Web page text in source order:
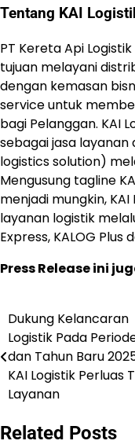
Tentang KAI
PT Kereta Api
tujuan melayani
dengan kemasan
service untuk
bagi Pelanggan. KAI
sebagai jasa
logistics solution)
Mengusung tagline
menjadi mungkin,
layanan logistik
Express, KALOG Plus
Press Release ini
Navigasi
pos
Dukung Kelancaran
Logistik Pada
dan Tahun Baru
KAI Logistik Perluas
Layanan
Related Posts